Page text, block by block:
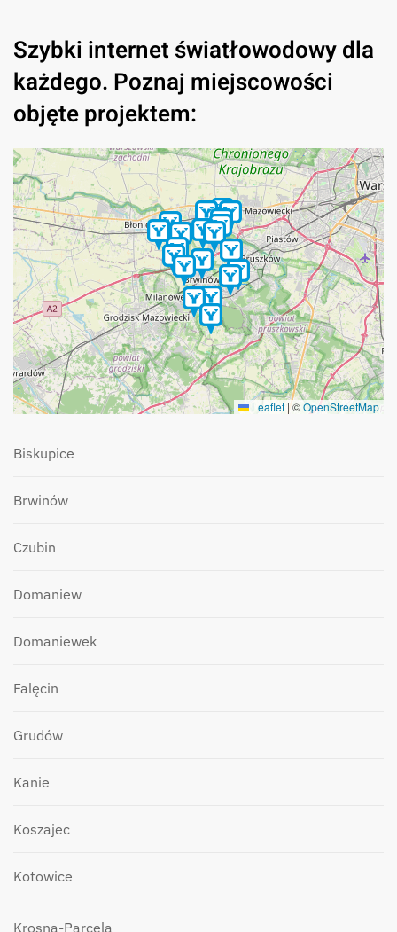
Szybki internet światłowodowy dla
każdego. Poznaj miejscowości
objęte projektem:
Leaflet |©OpenStreetMap
Biskupice
Brwinów
Czubin
Domaniew
Domaniewek
Falęcin
Grudów
Kanie
Koszajec
Kotowice
Krosna-Parcela